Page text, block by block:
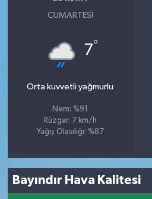
CUMARTESI
7°
Orta kuvvetli yağmurlu
Nem: %91
Rüzgar: 7 km/h
Yağış Olasılığı: %87
Bayındır Hava Kalitesi